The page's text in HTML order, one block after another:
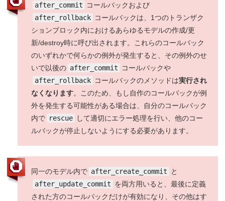
after_commit
コールバックおよび
after_rollback コールバックは、1つのトランザク
ションブロック内におけるあらゆるモデルの作成/更
新/destroy時に呼び出されます。これらのコールバック
のいずれかで何らかの例外が発生すると、その例外のせ
いで以後の after_commit
コールバックや
after_rollback コールバックのメソッドは実行され
なくなります。このため、もし自作のコールバックが例
外を発生する可能性がある場合は、自分のコールバック
内で rescue
して適切にエラー処理を行い、他のコー
ルバックが停止しないようにする必要があります。
同一のモデル内で after_create_commit
と
after_update_commit を両方用いると、最後に定義
された方のコールバックだけが有効になり、その他はす